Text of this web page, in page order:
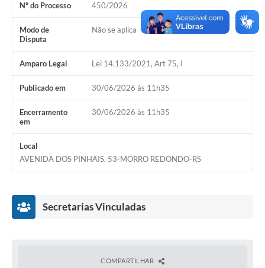
Editais
Carta de Serviços
Arquivos para Download
Galeria de Vídeos
Projetos
Links
R.H
SIC
Nº do Processo 450/2026
Modo de
Disputa
Não se aplica
Amparo Legal Lei 14.133/2021, Art 75, I
Publicado em 30/06/2026 às 11h35
Encerramento
em
30/06/2026 às 11h35
Local
AVENIDA DOS PINHAIS, 53-MORRO REDONDO-RS
Secretarias Vinculadas
COMPARTILHAR